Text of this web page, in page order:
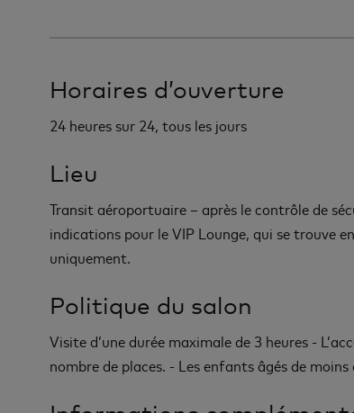
Horaires d’ouverture
24 heures sur 24, tous les jours
Lieu
Transit aéroportuaire – après le contrôle de
indications pour le VIP Lounge, qui se trouve
uniquement.
Politique du salon
Visite d’une durée maximale de 3 heures -
nombre de places. - Les enfants âgés de